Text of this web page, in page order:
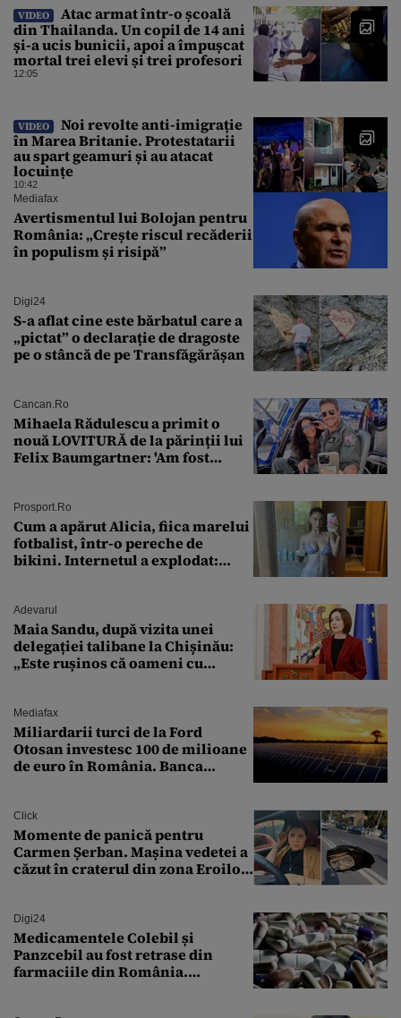
VIDEO
Atac armat într-o școală
din Thailanda. Un copil de 14 ani
și-a ucis bunicii, apoi a împușcat
mortal trei elevi și trei profesori
12:05
VIDEO
Noi revolte anti-imigrație
în Marea Britanie. Protestatarii
au spart geamuri și au atacat
locuințe
10:42
Mediafax
Avertismentul lui Bolojan pentru
România: „Crește riscul recăderii
în populism și risipă”
Digi24
S-a aflat cine este bărbatul care a
„pictat” o declarație de dragoste
pe o stâncă de pe Transfăgărășan
Cancan.ro
Mihaela Rădulescu a primit o
nouă LOVITURĂ de la părinții lui
Felix Baumgartner: 'Am fost
Prosport.ro
Cum a apărut Alicia, fiica marelui
fotbalist, într-o pereche de
bikini. Internetul a explodat:
Adevarul
Maia Sandu, după vizita unei
delegației talibane la Chișinău:
„Este rușinos că oameni cu
Mediafax
Miliardarii turci de la Ford
Otosan investesc 100 de milioane
de euro în România. Banca
Click
Momente de panică pentru
Carmen Șerban. Mașina vedetei a
căzut în craterul din zona Eroilor:
Digi24
Medicamentele Colebil și
Panzcebil au fost retrase din
farmaciile din România.